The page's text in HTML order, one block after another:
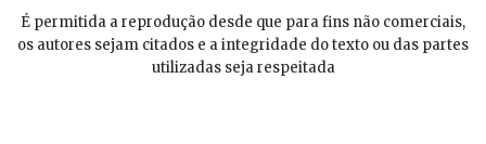
É permitida a reprodução desde que para fins não comerciais,
os autores sejam citados e a integridade do texto ou das partes
utilizadas seja respeitada